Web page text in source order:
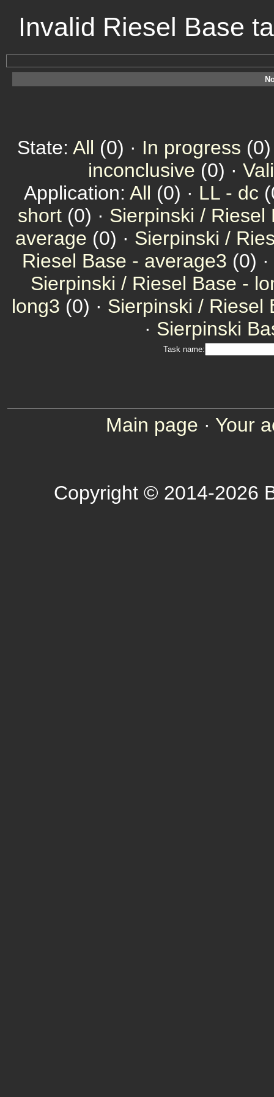
Invalid Riesel Base
State: All (0) · In progress
inconclusive (0) ·
Application: All (0) · LL - dc
short (0) · Sierpinski / Riesel
average (0) · Sierpinski /
Riesel Base - average3 (0) ·
Sierpinski / Riesel Base -
long3 (0) · Sierpinski / Riesel
· Sierpinski
Task name:
Main page · Your
Copyright © 2014-2026